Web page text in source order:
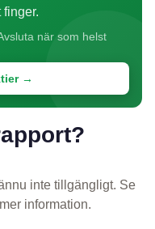
finger.
när som helst
→
inte tillgängligt. Se
information.